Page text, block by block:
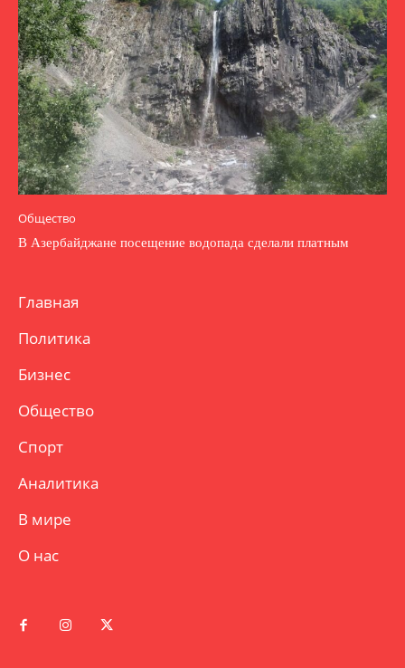
Общество
В Азербайджане посещение водопада сделали платным
Главная
Политика
Бизнес
Общество
Спорт
Аналитика
В мире
О нас